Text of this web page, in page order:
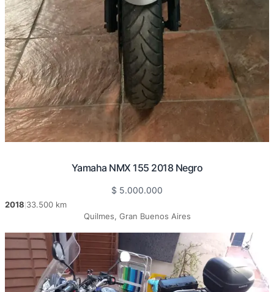
Yamaha NMX 155 2018 Negro
$ 5.000.000
2018 33.500 km
Quilmes, Gran Buenos Aires